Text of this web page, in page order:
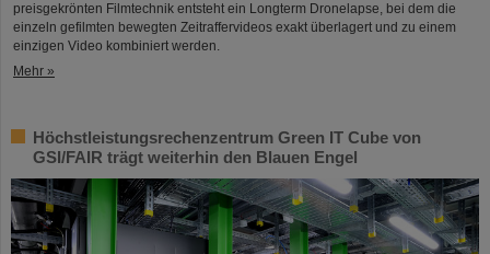
preisgekrönten Filmtechnik entsteht ein Longterm Dronelapse, bei dem die
einzeln gefilmten bewegten Zeitraffervideos exakt überlagert und zu einem
einzigen Video kombiniert werden.
Mehr »
Höchstleistungsrechenzentrum Green IT Cube von
GSI/FAIR trägt weiterhin den Blauen Engel